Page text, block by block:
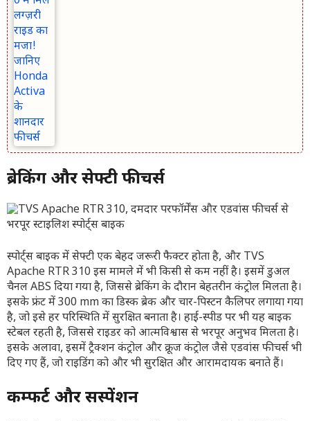
ब्रेकिंग और सेफ्टी फीचर्स
स्पोर्ट्स बाइक में सेफ्टी एक बेहद जरूरी फैक्टर होता है, और TVS
Apache RTR 310 इस मामले में भी किसी से कम नहीं है। इसमें डुअल
चैनल ABS दिया गया है, जिससे ब्रेकिंग के दौरान बेहतरीन कंट्रोल मिलता है।
इसके फ्रंट में 300 mm का डिस्क ब्रेक और चार-पिस्टन कैलिपर लगाया गया
है, जो इसे हर परिस्थिति में सुरक्षित बनाता है। हाई-स्पीड पर भी यह बाइक
स्टेबल रहती है, जिससे राइडर को आत्मविश्वास से भरपूर अनुभव मिलता है।
इसके अलावा, इसमें ट्रैक्शन कंट्रोल और क्रूज कंट्रोल जैसे एडवांस फीचर्स भी
दिए गए हैं, जो राइडिंग को और भी सुरक्षित और आरामदायक बनाते हैं।
कम्फर्ट और सस्पेंशन